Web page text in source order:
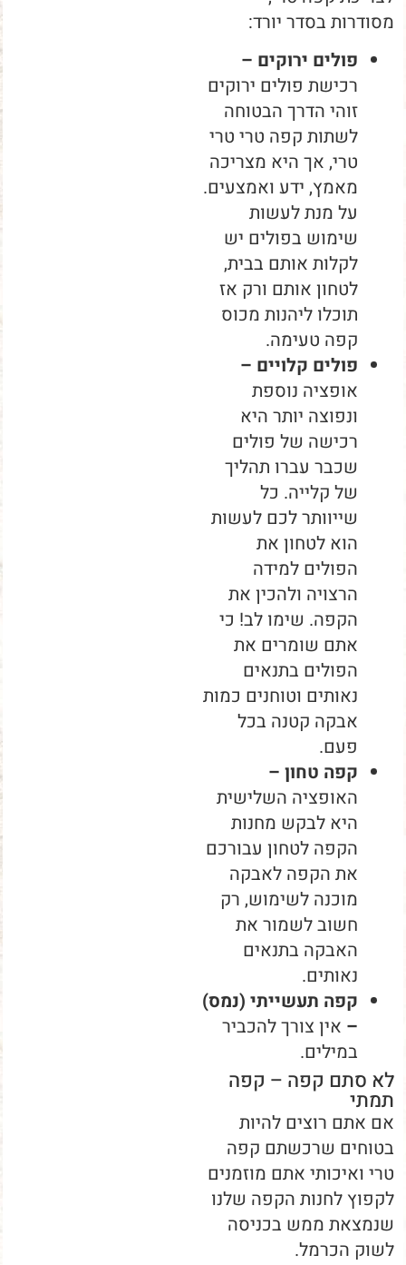
מסודרות בסדר יורד:
פולים ירוקים –
רכישת פולים ירוקים
זוהי הדרך הבטוחה
לשתות קפה טרי טרי
טרי, אך היא מצריכה
מאמץ, ידע ואמצעים.
על מנת לעשות
שימוש בפולים יש
לקלות אותם בבית,
לטחון אותם ורק אז
תוכלו ליהנות מכוס
קפה טעימה.
פולים קלויים –
אופציה נוספת
ונפוצה יותר היא
רכישה של פולים
שכבר עברו תהליך
של קלייה. כל
שייוותר לכם לעשות
הוא לטחון את
הפולים למידה
הרצויה ולהכין את
הקפה. שימו לב! כי
אתם שומרים את
הפולים בתנאים
נאותים וטוחנים כמות
אבקה קטנה בכל
פעם.
קפה טחון –
האופציה השלישית
היא לבקש מחנות
הקפה לטחון עבורכם
את הקפה לאבקה
מוכנה לשימוש, רק
חשוב לשמור את
האבקה בתנאים
נאותים.
קפה תעשייתי (נמס)
– אין צורך להכביר
במילים.
לא סתם קפה – קפה
תמתי
אם אתם רוצים להיות
בטוחים שרכשתם קפה
טרי ואיכותי אתם מוזמנים
לקפוץ לחנות הקפה שלנו
שנמצאת ממש בכניסה
לשוק הכרמל.